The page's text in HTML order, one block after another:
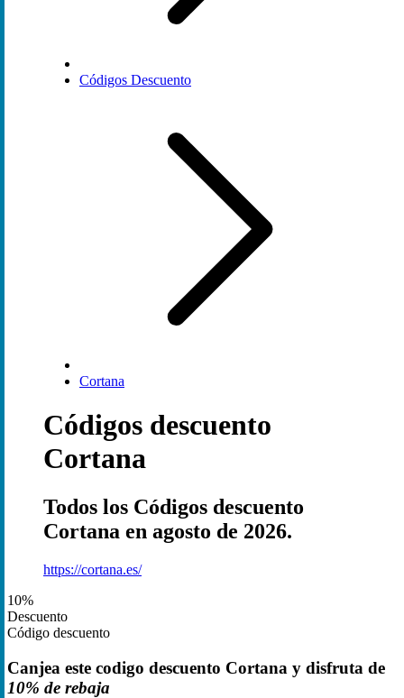
Códigos Descuento
Cortana
Códigos descuento
Cortana
Todos los Códigos descuento
Cortana en agosto de 2026.
https://cortana.es/
10%
Descuento
Código descuento
Canjea este codigo descuento Cortana y disfruta de
10% de rebaja